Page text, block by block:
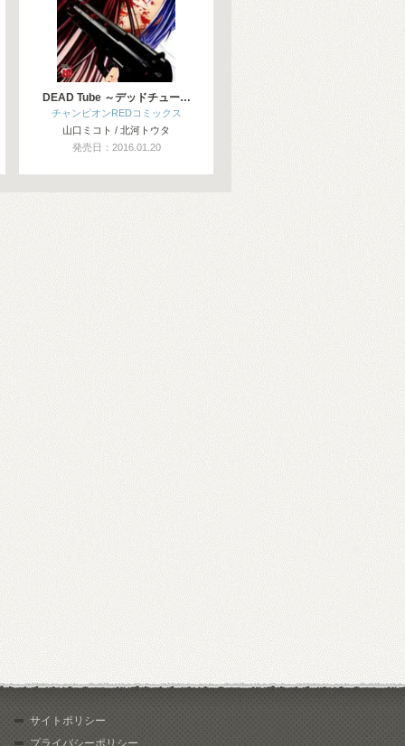
DEAD Tube ～デッドチュー…
チャンピオンREDコミックス
山口ミコト / 北河トウタ
発売日：2016.01.20
サイトポリシー
プライバシーポリシー